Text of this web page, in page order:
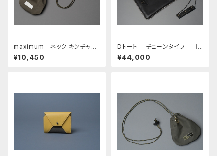
maximum ネック キンチャ
ク □オリーブ・ホワイト□
¥10,450
Dトート チェーンタイプ □ブ
ラック・ゴールド□
¥44,000